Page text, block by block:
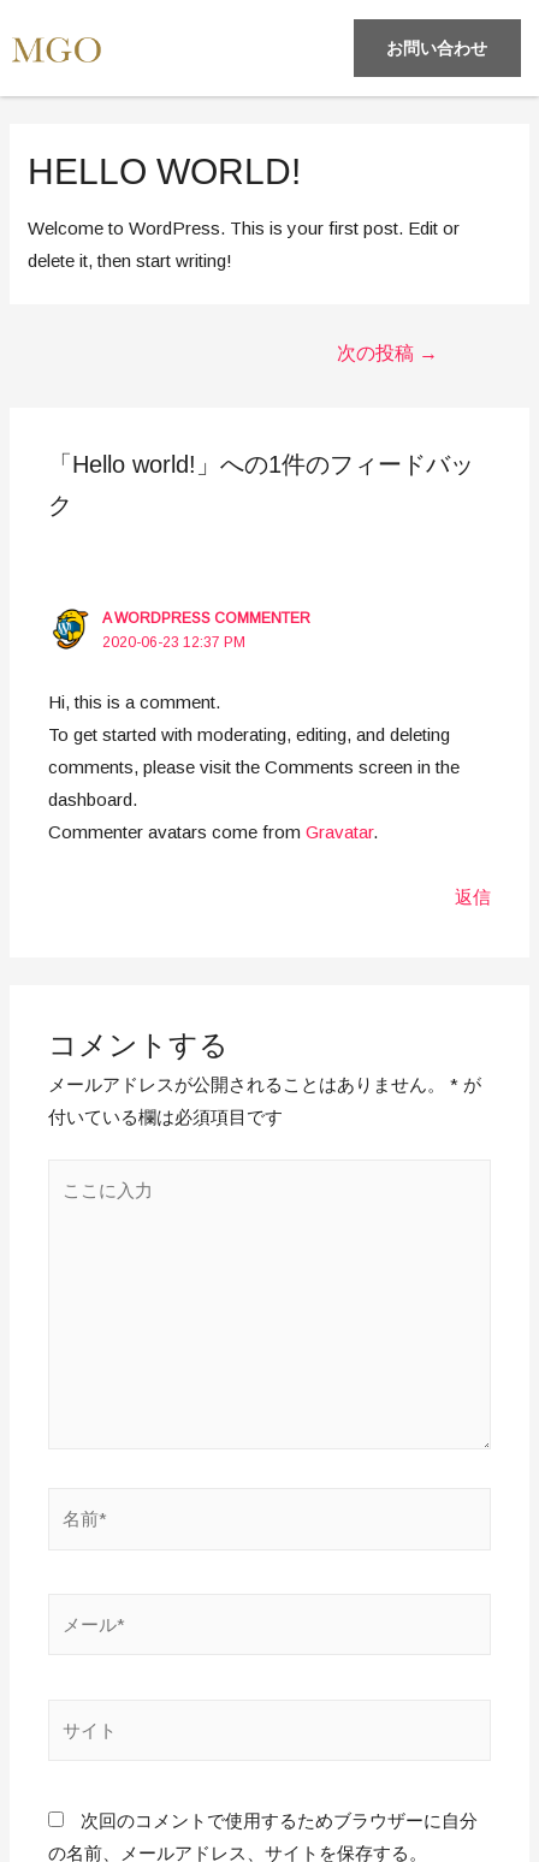
お問い合わせ
HELLO WORLD!
Welcome to WordPress. This is your first post. Edit or
delete it, then start writing!
次の投稿 →
「Hello world!」への1件のフィードバッ
ク
A WORDPRESS COMMENTER
2020-06-23 12:37 PM
Hi, this is a comment.
To get started with moderating, editing, and deleting
comments, please visit the Comments screen in the
dashboard.
Commenter avatars come fromGravatar.
返信
コメントする
メールアドレスが公開されることはありません。 * が
付いている欄は必須項目です
次回のコメントで使用するためブラウザーに自分
の名前、メールアドレス、サイトを保存する。